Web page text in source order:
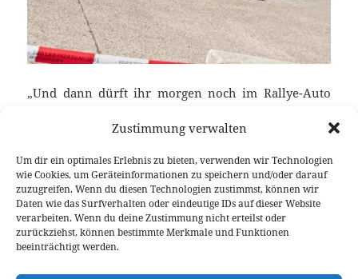
Zustimmung verwalten
Um dir ein optimales Erlebnis zu bieten, verwenden wir Technologien
wie Cookies, um Geräteinformationen zu speichern und/oder darauf
zuzugreifen. Wenn du diesen Technologien zustimmst, können wir
Daten wie das Surfverhalten oder eindeutige IDs auf dieser Website
verarbeiten. Wenn du deine Zustimmung nicht erteilst oder
zurückziehst, können bestimmte Merkmale und Funktionen
beeinträchtigt werden.
„Und dann dürft ihr morgen noch im Rallye-Auto
hier schön Relax-Kurzurlaub mit
quälen. Ein bisschen Bammel hatte schon, aber
richtig Zeit mich weiter hineinzusteigern hatte ich
nicht, denn der Plan wurde geändert und ich wurde
gleich am ersten Tag in den Citroën DS3 Racing
gepackt.Ready for Take Off: Fahrt im Citroën DS3 Racing
weiterlesen